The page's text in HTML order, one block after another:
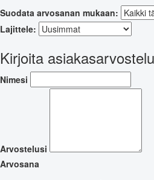
Suodata arvosanan mukaan:
Lajittele:
Kirjoita asiakasarvostelu
Nimesi
Arvostelusi
Arvosana